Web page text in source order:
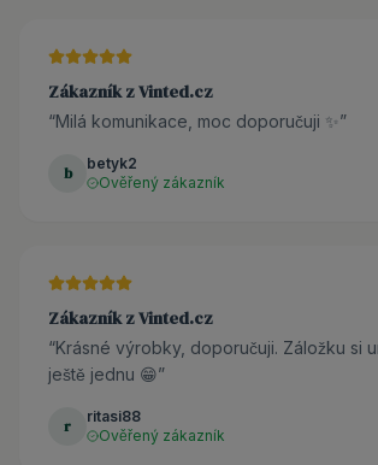
Zákazník z Vinted.cz
“Milá komunikace, moc doporučuji ✨”
b
betyk2
Ověřený zákazník
Zákazník z Vinted.cz
“Krásné výrobky, doporučuji. Záložku si
ještě jednu 😁”
r
ritasi88
Ověřený zákazník